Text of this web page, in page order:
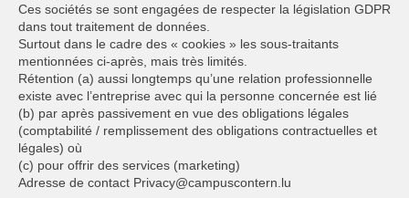
Ces sociétés se sont engagées de respecter la législation GDPR
dans tout traitement de données.
Surtout dans le cadre des « cookies » les sous-traitants
mentionnées ci-après, mais très limités.
Rétention (a) aussi longtemps qu’une relation professionnelle
existe avec l’entreprise avec qui la personne concernée est lié
(b) par après passivement en vue des obligations légales
(comptabilité / remplissement des obligations contractuelles et
légales) où
(c) pour offrir des services (marketing)
Adresse de contact Privacy@campuscontern.lu